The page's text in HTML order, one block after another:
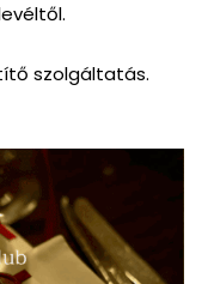
szolgáltatás.